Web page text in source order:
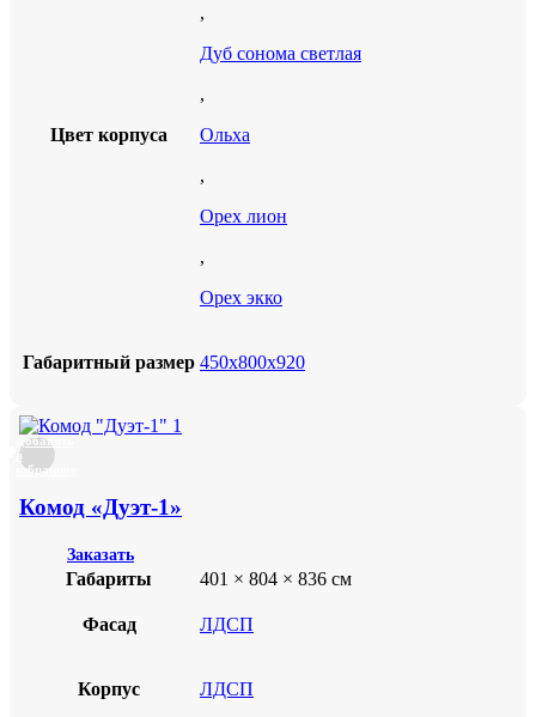
Цвет корпуса
,
Дуб сонома светлая
,
Ольха
,
Орех лион
,
Орех экко
Габаритный размер 450х800х920
Добавить
в
избранное
Комод «Дуэт-1»
Заказать
Габариты 401 × 804 × 836 см
Фасад ЛДСП
Корпус ЛДСП